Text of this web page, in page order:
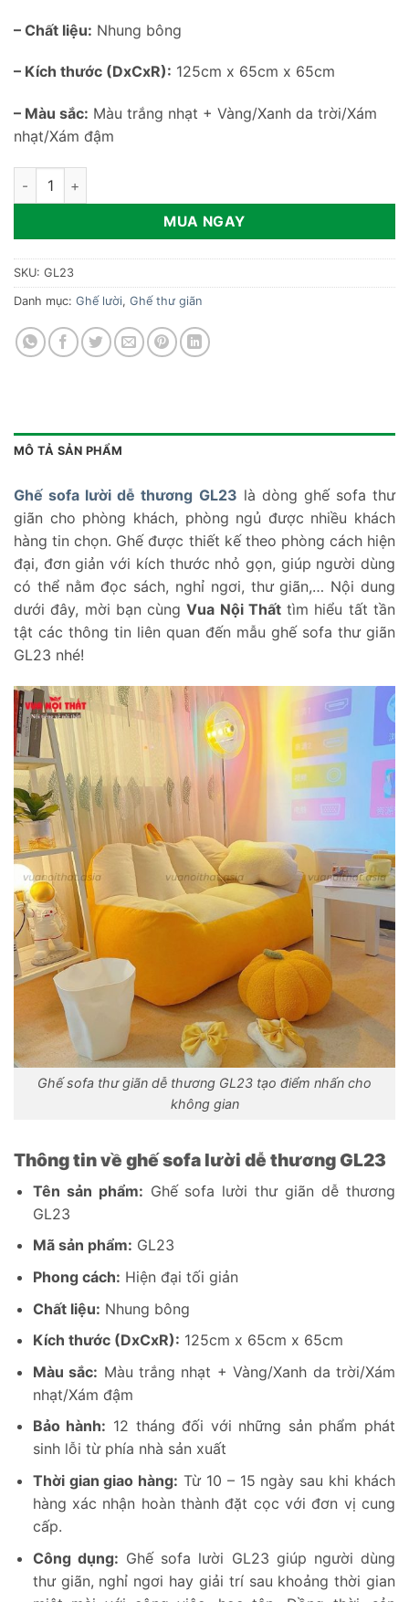
– Chất liệu: Nhung bông
– Kích thước (DxCxR): 125cm x 65cm x 65cm
– Màu sắc: Màu trắng nhạt + Vàng/Xanh da trời/Xám
nhạt/Xám đậm
Ghế sofa lười dễ thương GL23 số lượng
MUA NGAY
SKU: GL23
Danh mục: Ghế lười, Ghế thư giãn
MÔ TẢ SẢN PHẨM
Ghế sofa lười dễ thương GL23 là dòng ghế sofa thư
giãn cho phòng khách, phòng ngủ được nhiều khách
hàng tin chọn. Ghế được thiết kế theo phòng cách hiện
đại, đơn giản với kích thước nhỏ gọn, giúp người dùng
có thể nằm đọc sách, nghỉ ngơi, thư giãn,… Nội dung
dưới đây, mời bạn cùngVua Nội Thấttìm hiểu tất tần
tật các thông tin liên quan đến mẫu ghế sofa thư giãn
GL23 nhé!
Ghế sofa thư giãn dễ thương GL23 tạo điểm nhấn cho
không gian
Thông tin về ghế sofa lười dễ thương GL23
Tên sản phẩm: Ghế sofa lười thư giãn dễ thương
GL23
Mã sản phẩm: GL23
Phong cách: Hiện đại tối giản
Chất liệu: Nhung bông
Kích thước (DxCxR): 125cm x 65cm x 65cm
Màu sắc: Màu trắng nhạt + Vàng/Xanh da trời/Xám
nhạt/Xám đậm
Bảo hành: 12 tháng đối với những sản phẩm phát
sinh lỗi từ phía nhà sản xuất
Thời gian giao hàng: Từ 10 – 15 ngày sau khi khách
hàng xác nhận hoàn thành đặt cọc với đơn vị cung
cấp.
Công dụng: Ghế sofa lười GL23 giúp người dùng
thư giãn, nghỉ ngơi hay giải trí sau khoảng thời gian